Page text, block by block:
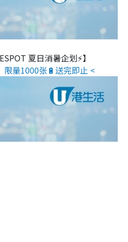
夏日消暑企划⚡】
限量1000张🔋送完即止 <